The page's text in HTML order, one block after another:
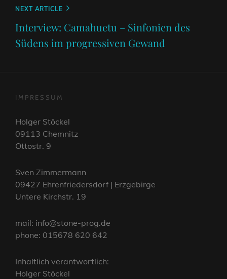
Next
NEXT ARTICLE
Interview: Camahuetu – Sinfonien des
Südens im progressiven Gewand
IMPRESSUM
Holger Stöckel
09113 Chemnitz
Ottostr. 9
Sven Zimmermann
09427 Ehrenfriedersdorf | Erzgebirge
Untere Kirchstr. 19
mail: info@stone-prog.de
phone: 015678 620 642
Inhaltlich verantwortlich:
Holger Stöckel